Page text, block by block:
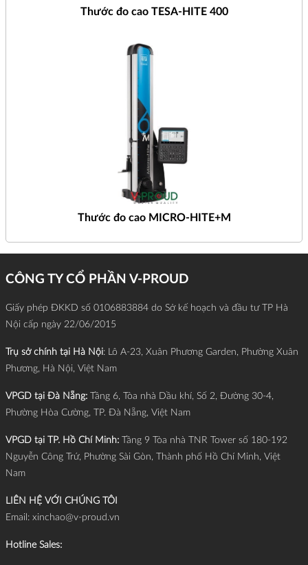
Thước đo cao TESA-HITE 400
Thước đo cao MICRO-HITE+M
CÔNG TY CỔ PHẦN V-PROUD
Giấy phép ĐKKD số 0106883884 do Sở kế hoạch và đầu tư TP Hà
Nội cấp ngày 22/06/2015
Trụ sở chính tại Hà Nội: Lô A-23, Xuân Phương Garden, Phường Xuân
Phương, Hà Nội, Việt Nam
VPGD tại Đà Nẵng: Tầng 6, Tòa nhà Dầu khí, Số 2, Đường 30-4,
Phường Hòa Cường, TP. Đà Nẵng, Việt Nam
VPGD tại TP. Hồ Chí Minh:
Tầng 9 Tòa nhà TNR Tower số 180-192
Nguyễn Công Trứ, Phường Sài Gòn, Thành phố Hồ Chí Minh, Việt
Nam
LIÊN HỆ VỚI CHÚNG TÔI
Email: xinchao@v-proud.vn
Hotline Sales: